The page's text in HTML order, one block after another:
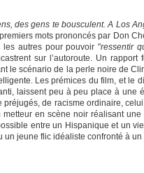
des gens te bousculent. A Los
mots prononcés par Don
les autres pour pouvoir "ressentir
sur l’autoroute. Un rapport
le scénario de la perle noire de
Les prémices du film, et le
laissent peu à peu place à une
de racisme ordinaire,
en scène noir réalisant
entre un Hispanique et un
un jeune flic idéaliste confronté à